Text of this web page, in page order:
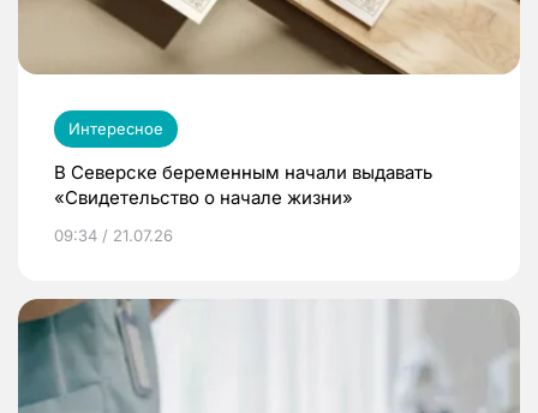
Интересное
В Северске беременным начали выдавать
«Свидетельство о начале жизни»
09:34 / 21.07.26